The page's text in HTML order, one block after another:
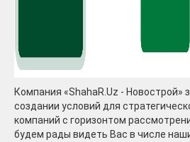
Компания «ShahaR.Uz - Новострой»
создании условий для
компаний с горизонтом
будем рады видеть Вас в числе